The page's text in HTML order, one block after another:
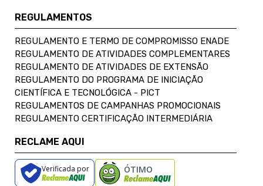
REGULAMENTOS
REGULAMENTO E TERMO DE COMPROMISSO ENADE
REGULAMENTO DE ATIVIDADES COMPLEMENTARES
REGULAMENTO DE ATIVIDADES DE EXTENSÃO
REGULAMENTO DO PROGRAMA DE INICIAÇÃO
CIENTÍFICA E TECNOLÓGICA - PICT
REGULAMENTOS DE CAMPANHAS PROMOCIONAIS
REGULAMENTO CERTIFICAÇÃO INTERMEDIÁRIA
RECLAME AQUI
Verificada por ÓTIMO